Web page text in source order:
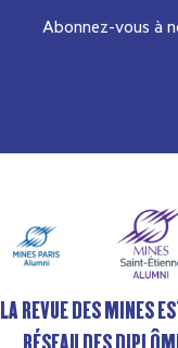
Abonnez-vous à
LA REVUE DES MINES